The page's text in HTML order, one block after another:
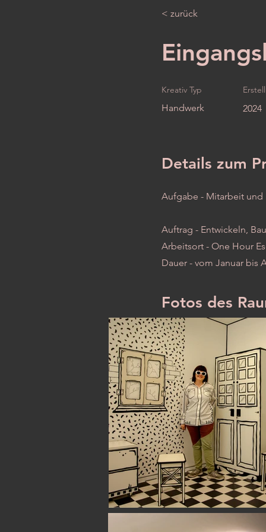
< zurück
Kreativ Typ
Handwerk 2024
Details zum
Aufgabe - Mitarbeit und
Auftrag - Entwickeln,
Arbeitsort - One Hour
Dauer - vom Januar bis
Fotos des